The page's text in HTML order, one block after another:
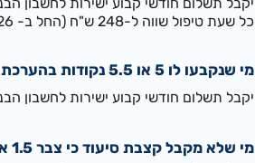
כל שעת טיפול שווה ל-248 ש"ח (החל ב- 01.04.2026)
מי שנקבעו לו 5 או 5.5 נקודות בהערכת התלות לסיעוד והוא מקבל קצבת סיעוד מלאה בשירותים או בכסף
יקבל תשלום חודשי קבוע ישירות לחשבון
מי שלא מקבל קצבת סיעוד כי צבר 1.5 או 2 נקודות בהערכת התלות